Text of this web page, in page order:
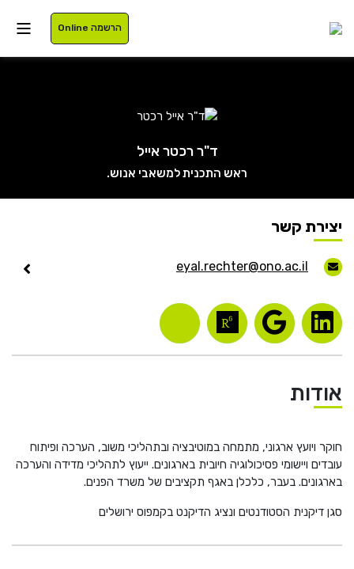
סגל
רישום
International
عربيه בואו נדבר
הרשמה Online
ד"ר רכטר אייל
ראש התכנית למשאבי אנוש.
יצירת קשר
eyal.rechter@ono.ac.il
אודות
חוקר ויועץ ארגוני, מתמחה במוטיבציה ובתהליכי משוב, הערכה ופיתוח
עובדים ויישומי פסיכולוגיה חיובית בארגונים. ייעוץ לתהליכי מדידה והערכה
בארגונים. בעבר, כלכלן באגף תקציבים של משרד הפנים.
סגן דיקנית הסטודנטים ונציג הדיקנט בקמפוס ירושלים